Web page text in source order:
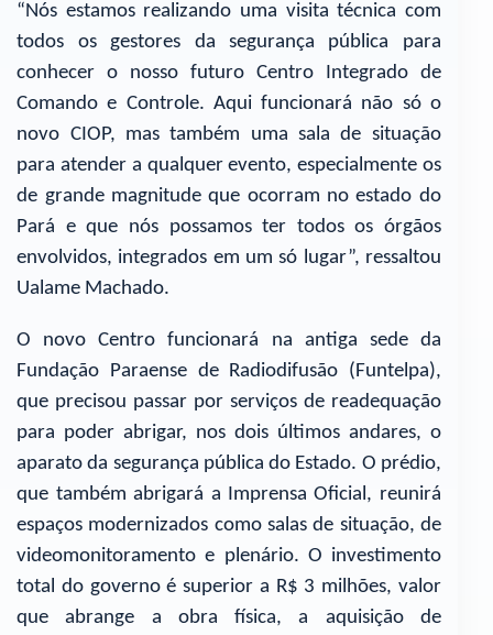
“Nós estamos realizando uma visita técnica com
todos os gestores da segurança pública para
conhecer o nosso futuro Centro Integrado de
Comando e Controle. Aqui funcionará não só o
novo CIOP, mas também uma sala de situação
para atender a qualquer evento, especialmente os
de grande magnitude que ocorram no estado do
Pará e que nós possamos ter todos os órgãos
envolvidos, integrados em um só lugar”, ressaltou
Ualame Machado.
O novo Centro funcionará na antiga sede da
Fundação Paraense de Radiodifusão (Funtelpa),
que precisou passar por serviços de readequação
para poder abrigar, nos dois últimos andares, o
aparato da segurança pública do Estado. O prédio,
que também abrigará a Imprensa Oficial, reunirá
espaços modernizados como salas de situação, de
videomonitoramento e plenário. O investimento
total do governo é superior a R$ 3 milhões, valor
que abrange a obra física, a aquisição de